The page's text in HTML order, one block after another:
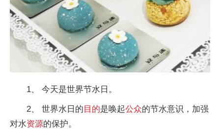
1、 今天是世界节水日。
2、 世界水日的目的是唤起公众的节水意识，加强
对水资源的保护。